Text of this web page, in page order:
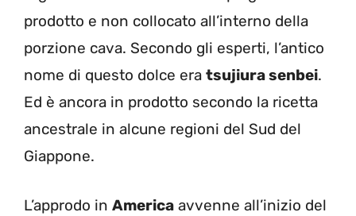
prodotto e non collocato all’interno della
porzione cava. Secondo gli esperti, l’antico
nome di questo dolce era tsujiura senbei.
Ed è ancora in prodotto secondo la ricetta
ancestrale in alcune regioni del Sud del
Giappone.
L’approdo in America avvenne all’inizio del